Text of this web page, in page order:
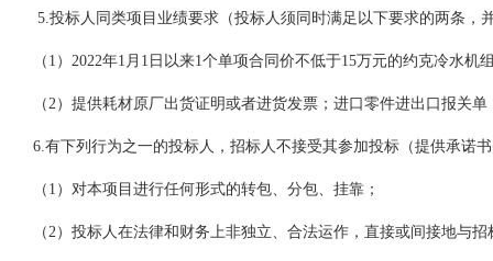
5.投标人同类项目业绩要求（投标人须同时满足以下要求的两条，
（ 1）2022年1月1日以来1个单项合同价不低于15万元的约克冷水机
（ 2）提供耗材原厂出货证明或者进货发票；进口零件进出口报关
6.有下列行为之一的投标人，招标人不接受其参加投标（提供承诺
（ 1）对本项目进行任何形式的转包、分包、挂靠；
（ 2）投标人在法律和财务上非独立、合法运作，直接或间接地与